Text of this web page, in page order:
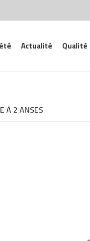
Actualité Qualité
À 2 ANSES